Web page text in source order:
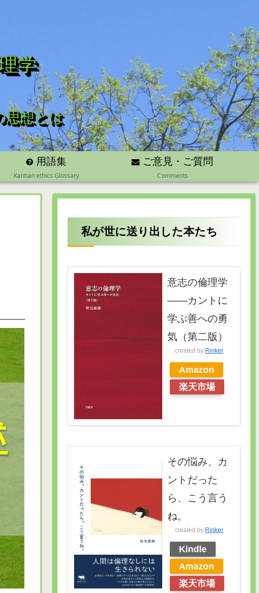
学
思想とは
用語集
Kantian ethics Glossary
ご意見・ご質問
Comments
私が世に送り出した本たち
意志の倫理学
――カントに
学ぶ善への勇
気（第二版）
created by Rinker
Amazon
楽天市場
その悩み、カ
ントだった
ら、こう言う
ね。
created by Rinker
Kindle
Amazon
楽天市場